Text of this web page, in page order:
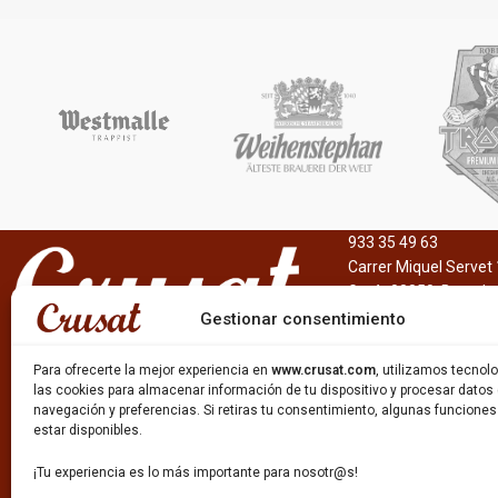
Gestionar consentimiento
Para ofrecerte la mejor experiencia en www.crusat.com, utilizamos
las cookies para almacenar información de tu dispositivo y procesar datos
navegación y preferencias. Si retiras tu consentimiento, algunas
estar disponibles.
¡Tu experiencia es lo más importante para nosotr@s!
Formato
Ginebra de origen inglés, de 40% alc./vol.,
cuya fabricación se inició en 1986 por el
comerciante de vinos inglés IDV.
Actualmente es una empresa subsidiaria de
Bacardí.
12 x 25cl
Descripción
Bebida alcohol mix
933 35 49 63
Carrer Miquel Servet
Gavà, 08850,